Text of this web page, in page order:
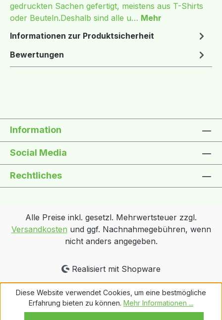
gedruckten Sachen gefertigt, meistens aus T-Shirts
oder Beuteln.Deshalb sind alle u… Mehr
Informationen zur Produktsicherheit
Bewertungen
Information
Social Media
Rechtliches
Alle Preise inkl. gesetzl. Mehrwertsteuer zzgl.
Versandkosten und ggf. Nachnahmegebühren, wenn
nicht anders angegeben.
Realisiert mit Shopware
Diese Website verwendet Cookies, um eine bestmögliche
Erfahrung bieten zu können. Mehr Informationen ...